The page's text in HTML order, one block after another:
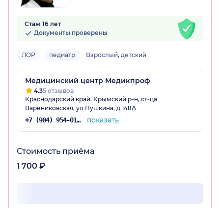
Стаж 16 лет
Документы проверены
ЛОР педиатр Взрослый, детский
Медицинский центр Медикпроф
4.35 отзывов
Краснодарский край, Крымский р-н, ст-ца
Варениковская, ул Пушкина, д 148А
+7 (904) 954-01-85 показать
Стоимость приёма
1 700 ₽